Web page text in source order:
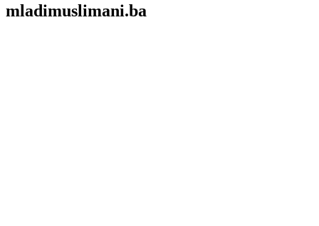
mladimuslimani.ba